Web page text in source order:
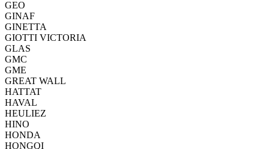
GEO
GINAF
GINETTA
GIOTTI VICTORIA
GLAS
GMC
GME
GREAT WALL
HATTAT
HAVAL
HEULIEZ
HINO
HONDA
HONGQI